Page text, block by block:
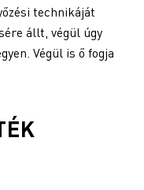
technikáját
állt, végül úgy
Végül is ő fogja